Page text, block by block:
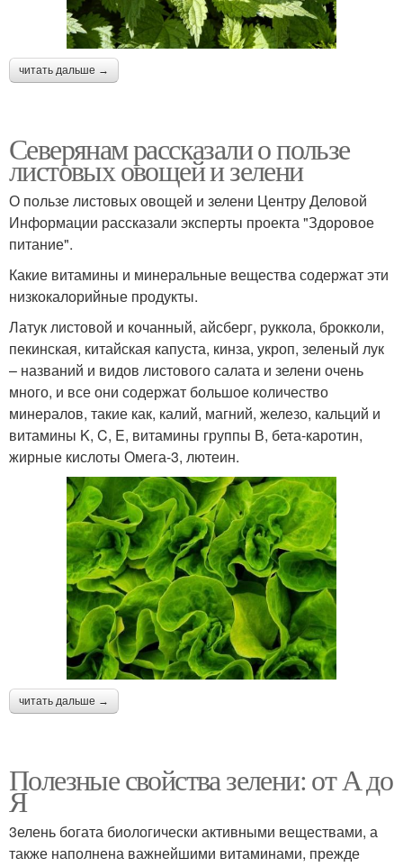
читать дальше →
Северянам рассказали о пользе
листовых овощей и зелени
О пользе листовых овощей и зелени Центру Деловой
Информации рассказали эксперты проекта "Здоровое
питание".
Какие витамины и минеральные вещества содержат эти
низкокалорийные продукты.
Латук листовой и кочанный, айсберг, руккола, брокколи,
пекинская, китайская капуста, кинза, укроп, зеленый лук
– названий и видов листового салата и зелени очень
много, и все они содержат большое количество
минералов, такие как, калий, магний, железо, кальций и
витамины K, C, E, витамины группы В, бета-каротин,
жирные кислоты Омега-3, лютеин.
читать дальше →
Полезные свойства зелени: от А до
Я
3елень богата биологически активными веществами, а
также наполнена важнейшими витаминами, прежде